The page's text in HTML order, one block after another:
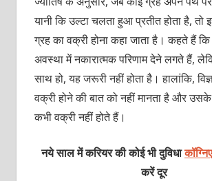
यानी कि उल्टा चलता हुआ प्रतीत होता है, तो
ग्रह का वक्री होना कहा जाता है। कहते हैं
अवस्था में नकारात्मक परिणाम देने लगते हैं,
साथ हो, यह जरूरी नहीं होता है। हालांकि,
वक्री होने की बात को नहीं मानता है और
कभी वक्री नहीं होते हैं।
नये साल में करियर की कोई भी दुविधा
करें दूर